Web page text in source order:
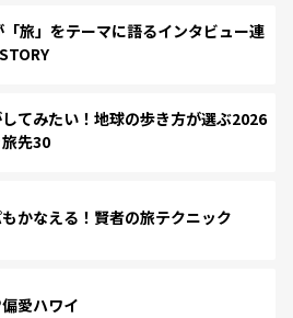
旅」をテーマに語るインタビュー連
てみたい！地球の歩き方が選ぶ2026
先30
かなえる！賢者の旅テクニック
愛ハワイ